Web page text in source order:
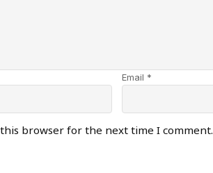
Email *
browser for the next time I comment.